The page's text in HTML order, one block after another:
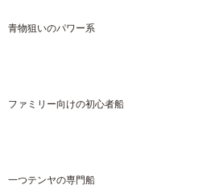
青物狙いのパワー系
ファミリー向けの初心者船
一つテンヤの専門船